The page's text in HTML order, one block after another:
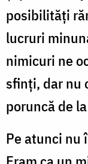
posibilităţi
lucruri
nimicuri ne
sfinţi, dar nu
poruncă de
Pe atunci nu